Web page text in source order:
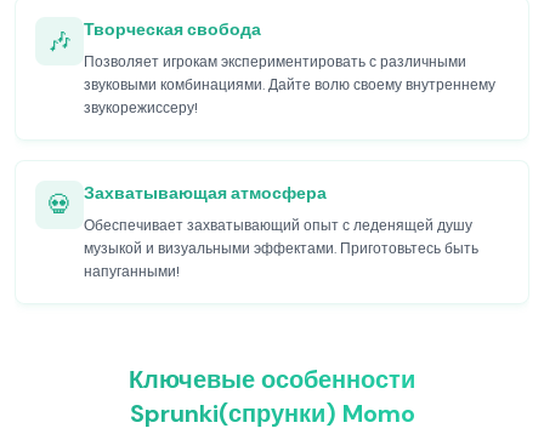
🎶 Творческая свобода
Позволяет игрокам экспериментировать с различными
звуковыми комбинациями. Дайте волю своему внутреннему
звукорежиссеру!
💀 Захватывающая атмосфера
Обеспечивает захватывающий опыт с леденящей душу
музыкой и визуальными эффектами. Приготовьтесь быть
напуганными!
Ключевые особенности
Sprunki(спрунки) Momo